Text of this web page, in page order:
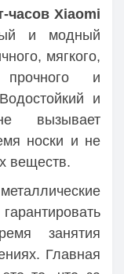
часов Xiaomi
и модный
мягкого,
и
и
вызывает
носки и не
веществ.
занятия
Главная